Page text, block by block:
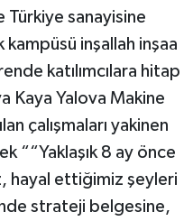
Türkiye sanayisine
inşallah inşaa
katılımcılara hitap
Kaya Yalova Makine
çalışmaları yakinen
““Yaklaşık 8 ay önce
hayal ettiğimiz şeyleri
strateji belgesine,